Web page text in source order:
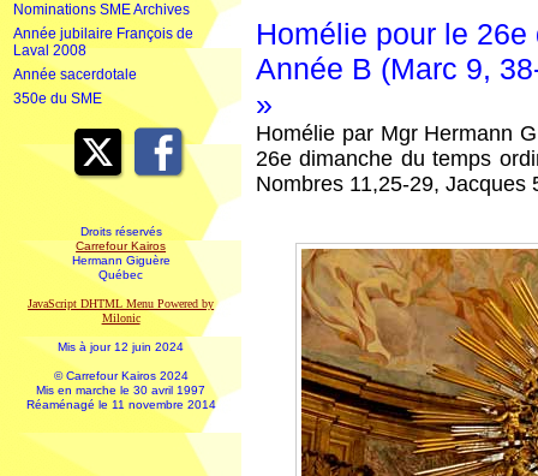
Nominations SME Archives
Année jubilaire François de
Laval 2008
Année sacerdotale
350e du SME
Droits réservés
Carrefour Kairos
Hermann Giguère
Québec
JavaScript DHTML Menu Powered by
Milonic
Mis à jour 12 juin 2024
© Carrefour Kairos 2024
Mis en marche le 30 avril 1997
Réaménagé le 11 novembre 2014
Homélie pour le
Année B (Marc 9,
»
Homélie par Mgr Hermann
26e dimanche du temps
Nombres 11,25-29, Jacques